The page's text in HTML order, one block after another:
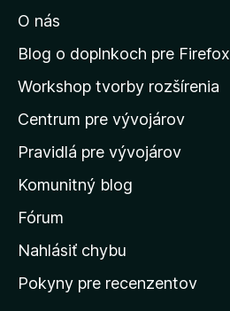
ť
n
d
o
m
v
s
k
s
O nás
Blog o doplnkoch pre Firefox
Workshop tvorby rozšírenia
Centrum pre vývojárov
Pravidlá pre vývojárov
Komunitný blog
Fórum
Nahlásiť chybu
Pokyny pre recenzentov